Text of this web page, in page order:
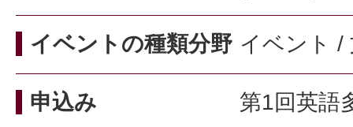
イベントの種類分野 イベント /
申込み
第1回英語